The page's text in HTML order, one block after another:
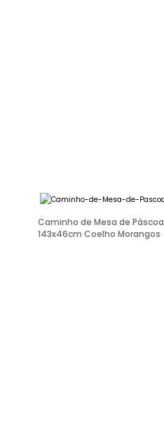
Caminho de Mesa de Páscoa
143x46cm Coelho Morangos